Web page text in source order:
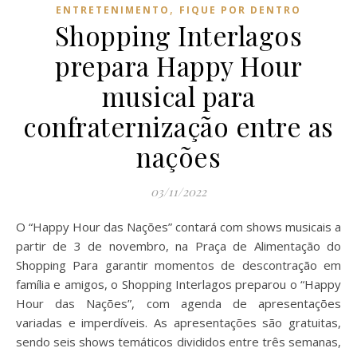
ENTRETENIMENTO , FIQUE POR DENTRO
Shopping Interlagos
prepara Happy Hour
musical para
confraternização entre as
nações
03/11/2022
O “Happy Hour das Nações” contará com shows musicais a
partir de 3 de novembro, na Praça de Alimentação do
Shopping Para garantir momentos de descontração em
família e amigos, o Shopping Interlagos preparou o “Happy
Hour das Nações”, com agenda de apresentações
variadas e imperdíveis. As apresentações são gratuitas,
sendo seis shows temáticos divididos entre três semanas,